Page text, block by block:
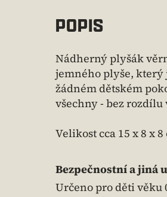
POPIS
Nádherný plyšák
jemného plyše,
žádném dětském
všechny - bez rozdílu
Velikost cca 15 x 8 x 8
Bezpečnostní a jiná
Určeno pro děti věku